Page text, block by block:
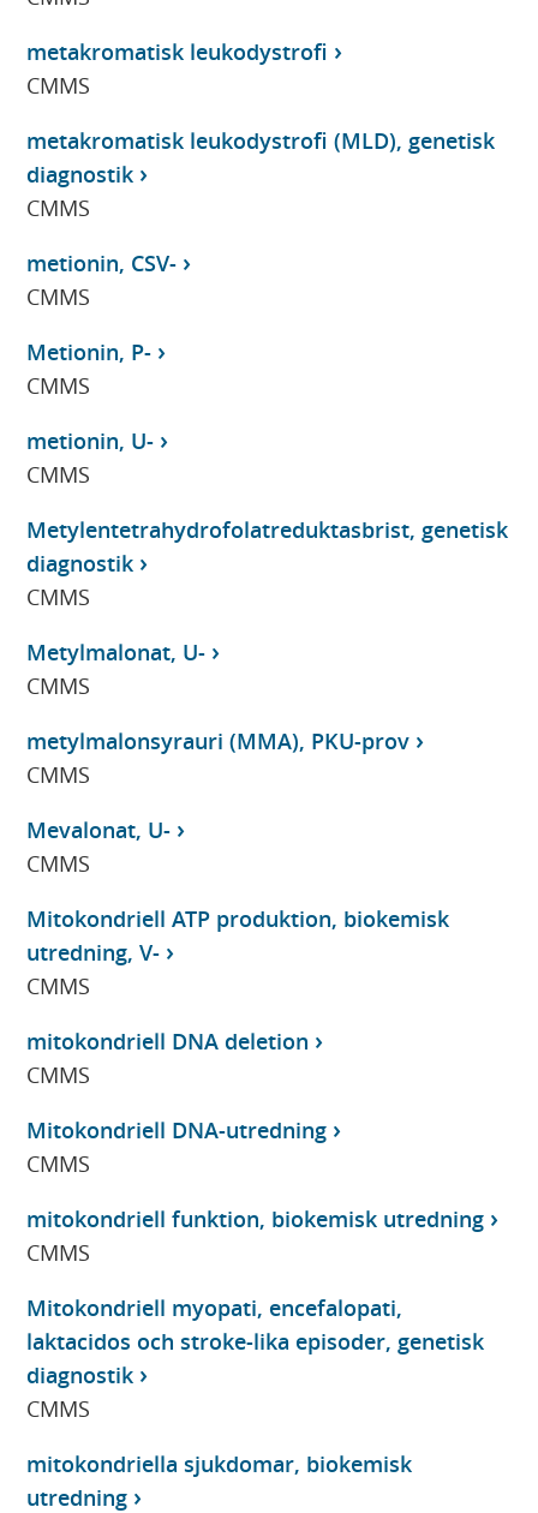
metakromatisk leukodystrofi
CMMS
metakromatisk leukodystrofi (MLD), genetisk
diagnostik
CMMS
metionin, CSV-
CMMS
Metionin, P-
CMMS
metionin, U-
CMMS
Metylentetrahydrofolatreduktasbrist, genetisk
diagnostik
CMMS
Metylmalonat, U-
CMMS
metylmalonsyrauri (MMA), PKU-prov
CMMS
Mevalonat, U-
CMMS
Mitokondriell ATP produktion, biokemisk
utredning, V-
CMMS
mitokondriell DNA deletion
CMMS
Mitokondriell DNA-utredning
CMMS
mitokondriell funktion, biokemisk utredning
CMMS
Mitokondriell myopati, encefalopati,
laktacidos och stroke-lika episoder, genetisk
diagnostik
CMMS
mitokondriella sjukdomar, biokemisk
utredning